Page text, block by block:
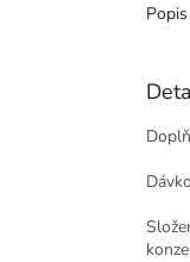
Popis